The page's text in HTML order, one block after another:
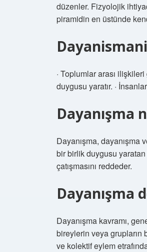
düzenler. Fizyolojik
piramidin en üstünde
· Toplumlar arası
duygusu yaratır. ·
Dayanışma
Dayanışma, dayanışma
bir birlik duygusu yaratan
çatışmasını reddeder.
Dayanışma
Dayanışma kavramı,
bireylerin veya
ve kolektif eylem